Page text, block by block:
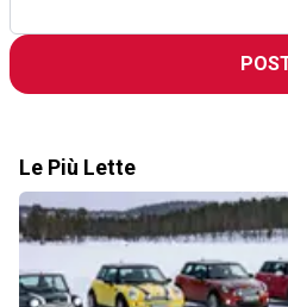
Le Più Lette